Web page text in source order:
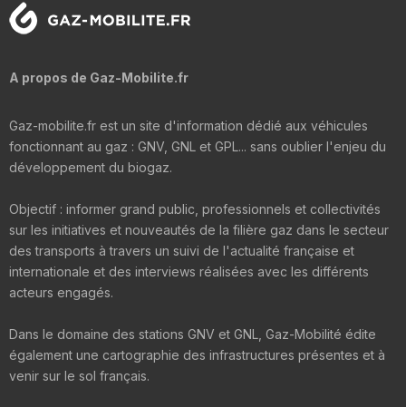
A propos de Gaz-Mobilite.fr
Gaz-mobilite.fr est un site d'information dédié aux véhicules
fonctionnant au gaz : GNV, GNL et GPL... sans oublier l'enjeu du
développement du biogaz.
Objectif : informer grand public, professionnels et collectivités
sur les initiatives et nouveautés de la filière gaz dans le secteur
des transports à travers un suivi de l'actualité française et
internationale et des interviews réalisées avec les différents
acteurs engagés.
Dans le domaine des stations GNV et GNL, Gaz-Mobilité édite
également une cartographie des infrastructures présentes et à
venir sur le sol français.